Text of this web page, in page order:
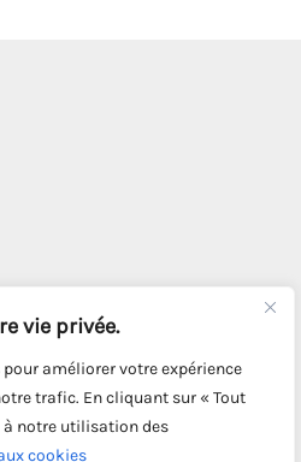
vie privée.
améliorer votre expérience
trafic. En cliquant sur « Tout
à notre utilisation des
cookies